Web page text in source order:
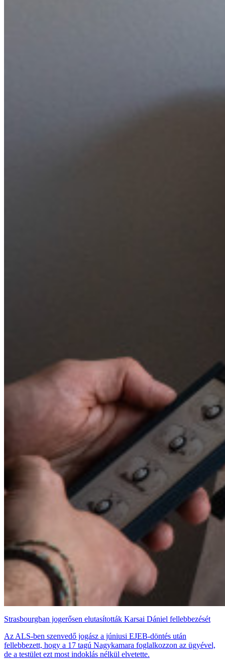
Strasbourgban jogerősen elutasították Karsai Dániel fellebbezését
Az ALS-ben szenvedő jogász a júniusi EJEB-döntés után
fellebbezett, hogy a 17 tagú Nagykamara foglalkozzon az ügyével,
de a testület ezt most indoklás nélkül elvetette.